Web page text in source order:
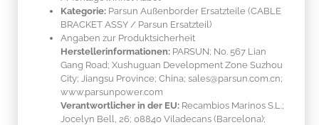
Kategorie: Parsun Außenborder Ersatzteile (CABLE
BRACKET ASSY / Parsun Ersatzteil)
Angaben zur Produktsicherheit
Herstellerinformationen: PARSUN; No. 567 Lian
Gang Road; Xushuguan Development Zone Suzhou
City; Jiangsu Province; China; sales@parsun.com.cn;
www.parsunpower.com
Verantwortlicher in der EU: Recambios Marinos S.L.;
Jocelyn Bell, 26; 08840 Viladecans (Barcelona);